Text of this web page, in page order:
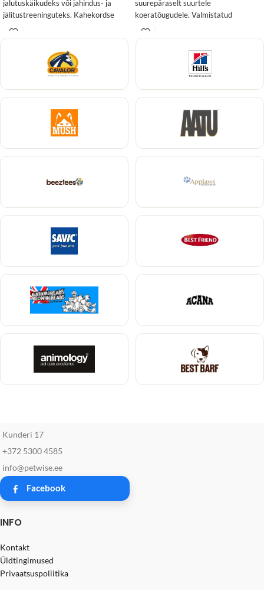
jalutuskäikudeks või jahindus- ja
jälitustreeninguteks. Kahekordse
lukuga saab seda kasutada ka
libisemiskindlana. Suure rõnga abil
suurepäraselt suurtele
koeratõugudele. Valmistatud
pehmest nahast ning varustatud
läikiva musta pandla. Mõõdud
Mõõdud: 53-63cm
Kunderi 17
+372 5300 4585
info@petwise.ee
Facebook
INFO
Kontakt
Üldtingimused
Privaatsuspoliitika